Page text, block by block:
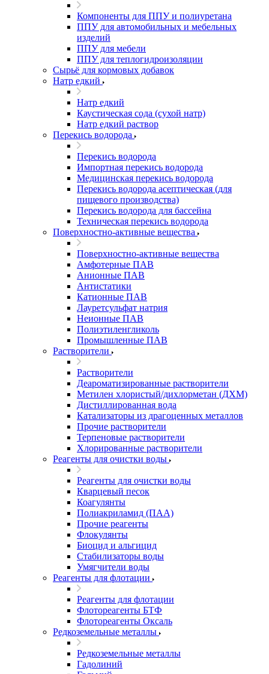
Компоненты для ППУ и полиуретана
ППУ для автомобильных и мебельных
изделий
ППУ для мебели
ППУ для теплогидроизоляции
Сырьё для кормовых добавок
Натр едкий
Натр едкий
Каустическая сода (сухой натр)
Натр едкий раствор
Перекись водорода
Перекись водорода
Импортная перекись водорода
Медицинская перекись водорода
Перекись водорода асептическая (для
пищевого производства)
Перекись водорода для бассейна
Техническая перекись водорода
Поверхностно-активные вещества
Поверхностно-активные вещества
Амфотерные ПАВ
Анионные ПАВ
Антистатики
Катионные ПАВ
Лауретсульфат натрия
Неионные ПАВ
Полиэтиленгликоль
Промышленные ПАВ
Растворители
Растворители
Деароматизированные растворители
Метилен хлористый/дихлорметан (ДХМ)
Дистиллированная вода
Катализаторы из драгоценных металлов
Прочие растворители
Терпеновые растворители
Хлорированные растворители
Реагенты для очистки воды
Реагенты для очистки воды
Кварцевый песок
Коагулянты
Полиакриламид (ПАА)
Прочие реагенты
Флокулянты
Биоцид и альгицид
Стабилизаторы воды
Умягчители воды
Реагенты для флотации
Реагенты для флотации
Флотореагенты БТФ
Флотореагенты Оксаль
Редкоземельные металлы
Редкоземельные металлы
Гадолиний